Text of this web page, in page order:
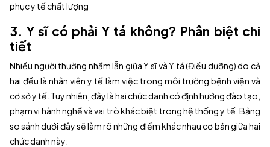
phục y tế chất lượng
3. Y sĩ có phải Y tá không? Phân biệt chi
tiết
Nhiều người thường nhầm lẫn giữa Y sĩ và Y tá (Điều dưỡng) do cả
hai đều là nhân viên y tế làm việc trong môi trường bệnh viện và
cơ sở y tế. Tuy nhiên, đây là hai chức danh có định hướng đào tạo,
phạm vi hành nghề và vai trò khác biệt trong hệ thống y tế. Bảng
so sánh dưới đây sẽ làm rõ những điểm khác nhau cơ bản giữa hai
chức danh này: